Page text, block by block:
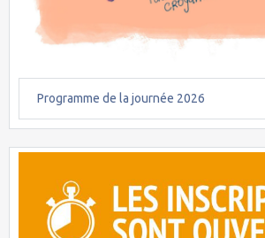
Programme de la journée 2026